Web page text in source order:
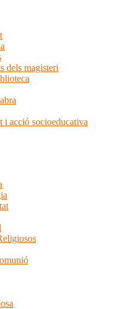
dels magisteri
i acció socioeducativa